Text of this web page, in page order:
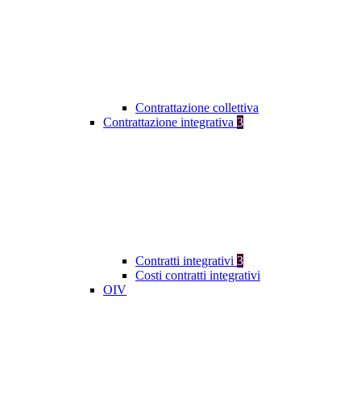
Contrattazione collettiva
Contrattazione integrativa 3
Contratti integrativi 3
Costi contratti integrativi
OIV